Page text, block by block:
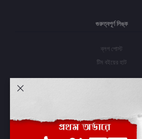
গুরুত্বপূর্ণ লিঙ্ক
ব্লগ পোস্ট
টিম বইয়ের হাট
প্রবেশ করুন
অর্ডার ইতিহাস